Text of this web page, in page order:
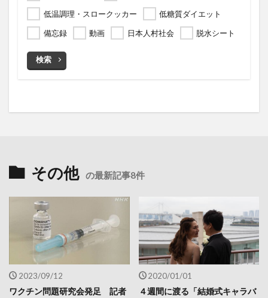
低温調理・スロークッカー
低糖質ダイエット
備忘録
動画 日本人村社会 脱水シート
検索
その他 の最新記事8件
2023/09/12
ワクチン問題研究会発足 記者
2020/01/01
４週間に渡る「結婚式キャラバ